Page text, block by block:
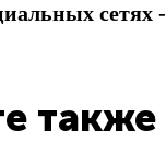
сетях -
также